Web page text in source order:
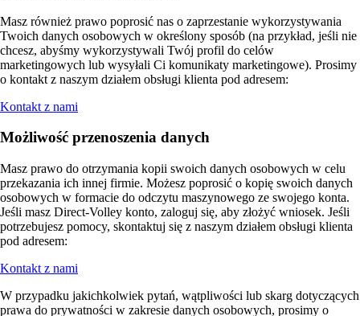
Masz również prawo poprosić nas o zaprzestanie wykorzystywania
Twoich danych osobowych w określony sposób (na przykład, jeśli nie
chcesz, abyśmy wykorzystywali Twój profil do celów
marketingowych lub wysyłali Ci komunikaty marketingowe). Prosimy
o kontakt z naszym działem obsługi klienta pod adresem:
Kontakt z nami
Możliwość przenoszenia danych
Masz prawo do otrzymania kopii swoich danych osobowych w celu
przekazania ich innej firmie. Możesz poprosić o kopię swoich danych
osobowych w formacie do odczytu maszynowego ze swojego konta.
Jeśli masz Direct-Volley konto, zaloguj się, aby złożyć wniosek. Jeśli
potrzebujesz pomocy, skontaktuj się z naszym działem obsługi klienta
pod adresem:
Kontakt z nami
W przypadku jakichkolwiek pytań, wątpliwości lub skarg dotyczących
prawa do prywatności w zakresie danych osobowych, prosimy o